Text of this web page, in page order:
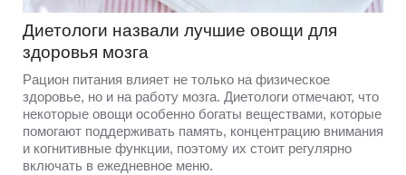
Диетологи назвали лучшие овощи для
здоровья мозга
Рацион питания влияет не только на физическое
здоровье, но и на работу мозга. Диетологи отмечают, что
некоторые овощи особенно богаты веществами, которые
помогают поддерживать память, концентрацию внимания
и когнитивные функции, поэтому их стоит регулярно
включать в ежедневное меню.